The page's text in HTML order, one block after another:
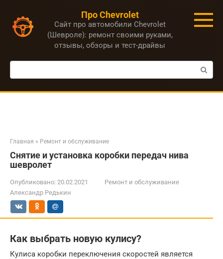
контенту
Про Chevrolet
Сайт про автомобили Chevrolet
(Шевроле): ремонт своими руками,
отзывы, обзоры и тест-драйвы
Поиск:
Главная » Ремонт и обслуживание
Снятие и установка коробки передач нива
шевролет
Опубликовано: 20.02.2021
Ремонт и обслуживание
Александр Редькин
Как выбрать новую кулису?
Кулиса коробки переключения скоростей является